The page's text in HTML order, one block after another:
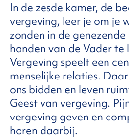
In de zesde kamer, de
vergeving, leer je om je
zonden in de
handen van de Vader te
Vergeving speelt een
menselijke relaties.
ons bidden en leven
Geest van vergeving.
vergeving geven en
horen daarbij.